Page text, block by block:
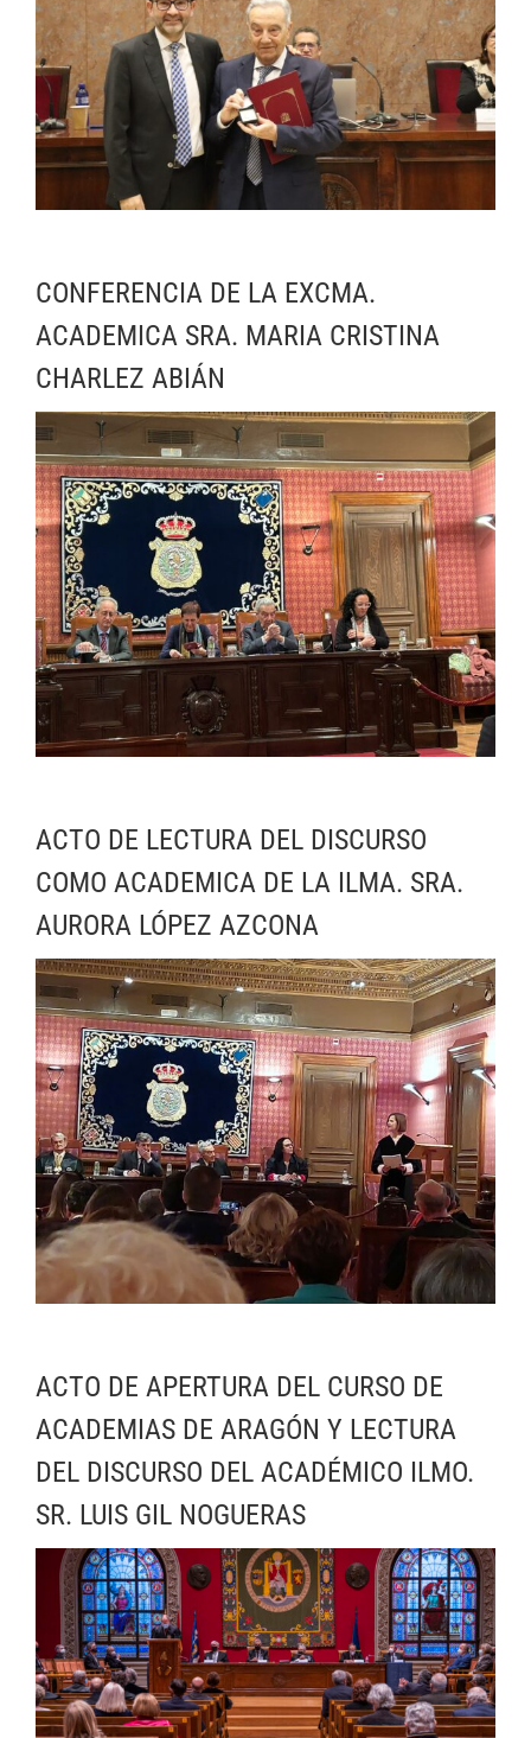
CONFERENCIA DE LA EXCMA.
ACADEMICA SRA. MARIA CRISTINA
CHARLEZ ABIÁN
ACTO DE LECTURA DEL DISCURSO
COMO ACADEMICA DE LA ILMA. SRA.
AURORA LÓPEZ AZCONA
ACTO DE APERTURA DEL CURSO DE
ACADEMIAS DE ARAGÓN Y LECTURA
DEL DISCURSO DEL ACADÉMICO ILMO.
SR. LUIS GIL NOGUERAS